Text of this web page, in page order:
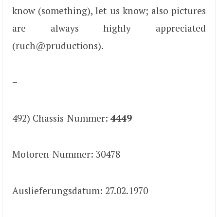
know (something), let us know; also pictures
are always highly appreciated
(ruch@pruductions).
–
492) Chassis-Nummer: 4449
Motoren-Nummer: 30478
Auslieferungsdatum: 27.02.1970